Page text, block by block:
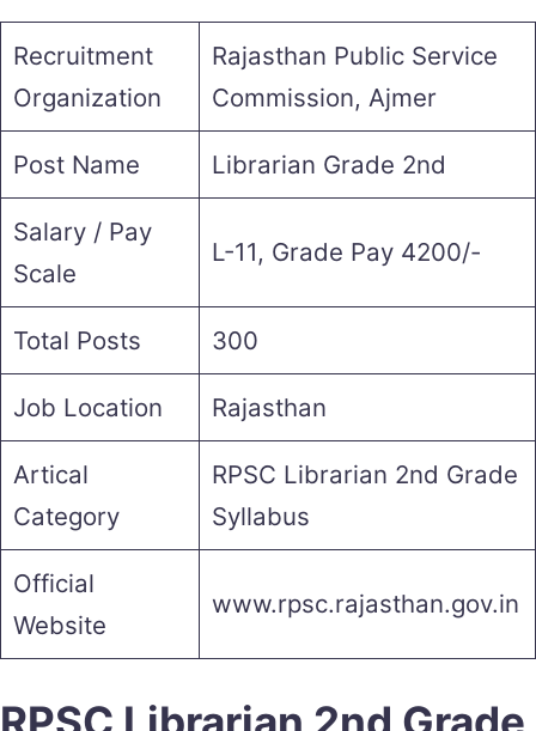
Recruitment
Organization
Rajasthan Public Service
Commission, Ajmer
Post Name Librarian Grade 2nd
Salary / Pay
Scale
L-11, Grade Pay 4200/-
Total Posts 300
Job Location Rajasthan
Artical
Category
RPSC Librarian 2nd Grade
Syllabus
Official
Website
www.rpsc.rajasthan.gov.in